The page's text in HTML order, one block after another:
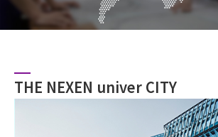
THE NEXEN univer CITY